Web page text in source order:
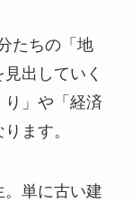
たちの「地
出していく
り」や「経済
ます。
単に古い建